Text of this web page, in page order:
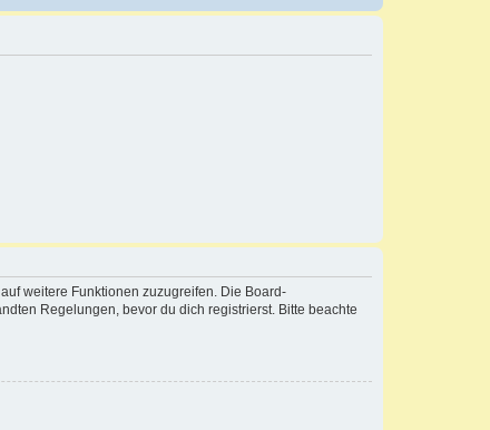
weitere Funktionen zuzugreifen. Die Board-
Regelungen, bevor du dich registrierst. Bitte beachte